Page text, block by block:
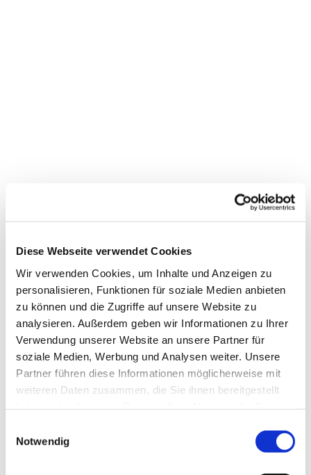
Diese Webseite verwendet Cookies
Wir verwenden Cookies, um Inhalte und Anzeigen zu
personalisieren, Funktionen für soziale Medien anbieten
zu können und die Zugriffe auf unsere Website zu
analysieren. Außerdem geben wir Informationen zu Ihrer
Verwendung unserer Website an unsere Partner für
soziale Medien, Werbung und Analysen weiter. Unsere
Partner führen diese Informationen möglicherweise mit
weiteren Daten zusammen, die Sie ihnen bereitgestellt
Notwendig
interessieren